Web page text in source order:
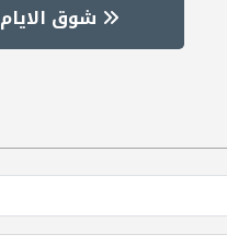
شوق الايام